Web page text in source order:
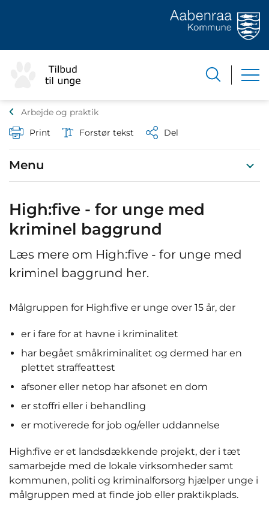
Arbejde og praktik
Print
Forstør tekst Del
Menu
High:five - for unge med
kriminel baggrund
Læs mere om High:five - for unge med
kriminel baggrund her.
Målgruppen for High:five er unge over 15 år, der
er i fare for at havne i kriminalitet
har begået småkriminalitet og dermed har en
plettet straffeattest
afsoner eller netop har afsonet en dom
er stoffri eller i behandling
er motiverede for job og/eller uddannelse
High:five er et landsdækkende projekt, der i tæt
samarbejde med de lokale virksomheder samt
kommunen, politi og kriminalforsorg hjælper unge i
målgruppen med at finde job eller praktikplads.